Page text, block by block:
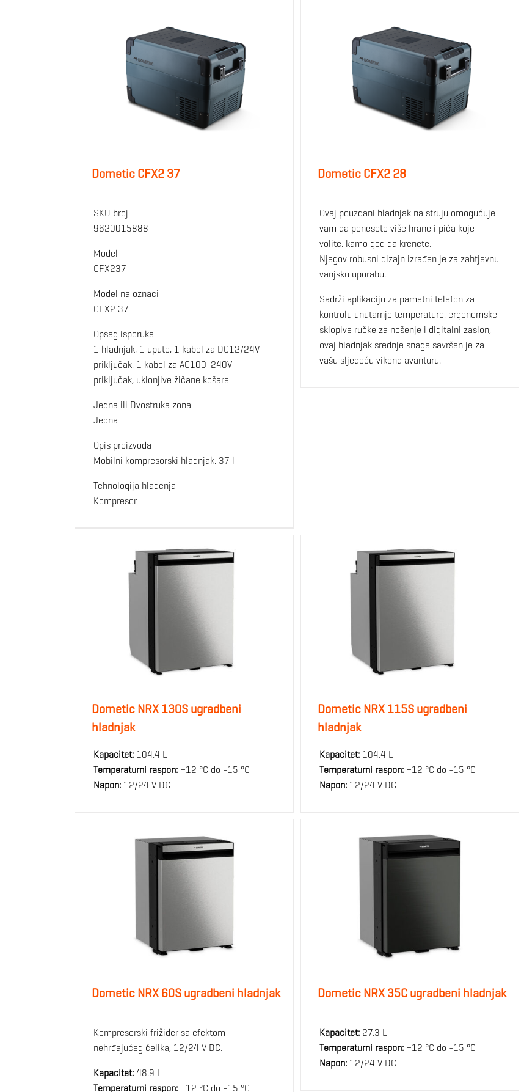
Dometic CFX2 37
SKU broj
9620015888
Model
CFX237
Model na oznaci
CFX2 37
Opseg isporuke
1 hladnjak, 1 upute, 1 kabel za DC12/24V
priključak, 1 kabel za AC100-240V
priključak, uklonjive žičane košare
Jedna ili Dvostruka zona
Jedna
Opis proizvoda
Mobilni kompresorski hladnjak, 37 l
Tehnologija hlađenja
Kompresor
Dometic CFX2 28
Ovaj pouzdani hladnjak na struju omogućuje
vam da ponesete više hrane i pića koje
volite, kamo god da krenete.
Njegov robusni dizajn izrađen je za zahtjevnu
vanjsku uporabu.
Sadrži aplikaciju za pametni telefon za
kontrolu unutarnje temperature, ergonomske
sklopive ručke za nošenje i digitalni zaslon,
ovaj hladnjak srednje snage savršen je za
vašu sljedeću vikend avanturu.
Dometic NRX 130S ugradbeni
hladnjak
Kapacitet: 104.4 L
Temperaturni raspon: +12 °C do -15 °C
Napon: 12/24 V DC
Dometic NRX 115S ugradbeni
hladnjak
Kapacitet:104.4 L
Temperaturni raspon:+12 °C do -15 °C
Napon:12/24 V DC
Dometic NRX 60S ugradbeni hladnjak
Kompresorski frižider sa efektom
nehrđajućeg čelika, 12/24 V DC.
Kapacitet: 48.9 L
Temperaturni raspon: +12 °C do -15 °C
Dometic NRX 35C ugradbeni hladnjak
Kapacitet:27.3 L
Temperaturni raspon:+12 °C do -15 °C
Napon:12/24 V DC